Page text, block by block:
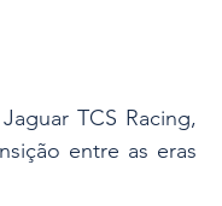
TCS Racing,